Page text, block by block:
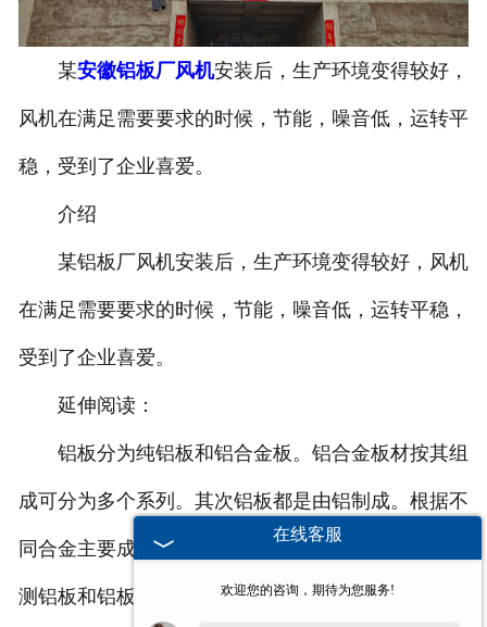
新闻中心
联系我们
某安徽铝板厂风机安装后，生产环境变得较好，
风机在满足需要要求的时候，节能，噪音低，运转平
稳，受到了企业喜爱。
介绍
某铝板厂风机安装后，生产环境变得较好，风机
在满足需要要求的时候，节能，噪音低，运转平稳，
受到了企业喜爱。
延伸阅读：
铝板分为纯铝板和铝合金板。铝合金板材按其组
成可分为多个系列。其次铝板都是由铝制成。根据不
同合金主要成分，可分为纯铝板、合金铝板、复合检
测铝板和铝板。它们可以被分为传统板，厚和薄的铝
在线客服
欢迎您的咨询，期待为您服务!